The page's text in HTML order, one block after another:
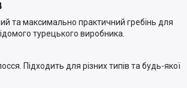
та максимально практичний гребінь для
турецького виробника.
Підходить для різних типів та будь-якої